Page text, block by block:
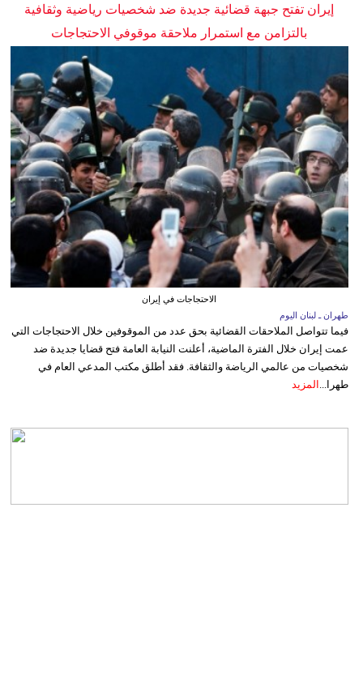
إيران تفتح جبهة قضائية جديدة ضد شخصيات رياضية وثقافية
بالتزامن مع استمرار ملاحقة موقوفي الاحتجاجات
الاحتجاجات في إيران
طهران ـ لبنان اليوم
فيما تتواصل الملاحقات القضائية بحق عدد من الموقوفين خلال الاحتجاجات التي
عمت إيران خلال الفترة الماضية، أعلنت النيابة العامة فتح قضايا جديدة ضد
شخصيات من عالمي الرياضة والثقافة. فقد أطلق مكتب المدعي العام في
طهرا... المزيد